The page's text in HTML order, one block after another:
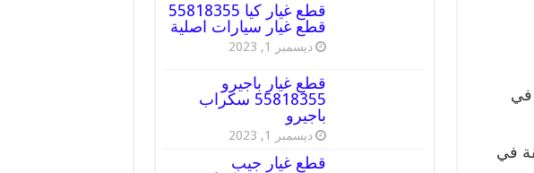
في
في
قطع غيار كيا 55818355
قطع غيار سيارات اصلية
ديسمبر 1, 2023
قطع غيار باجيرو
55818355 سكراب
باجيرو
ديسمبر 1, 2023
قطع غيار جيب